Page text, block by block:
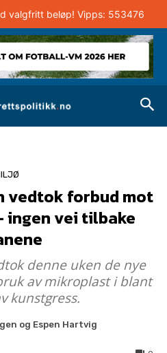
valgfritt beløp! Vipps: 553476
vedtok forbud mot
ingen vei tilbake
denne uken de nye
av mikroplast i blant
kunstgress.
og Espen Hartvig